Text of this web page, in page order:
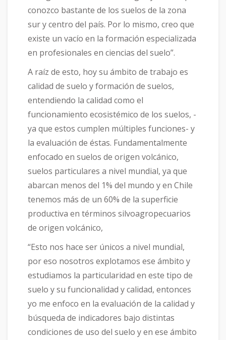
conozco bastante de los suelos de la zona
sur y centro del país. Por lo mismo, creo que
existe un vacío en la formación especializada
en profesionales en ciencias del suelo”.
A raíz de esto, hoy su ámbito de trabajo es
calidad de suelo y formación de suelos,
entendiendo la calidad como el
funcionamiento ecosistémico de los suelos, -
ya que estos cumplen múltiples funciones- y
la evaluación de éstas. Fundamentalmente
enfocado en suelos de origen volcánico,
suelos particulares a nivel mundial, ya que
abarcan menos del 1% del mundo y en Chile
tenemos más de un 60% de la superficie
productiva en términos silvoagropecuarios
de origen volcánico,
“Esto nos hace ser únicos a nivel mundial,
por eso nosotros explotamos ese ámbito y
estudiamos la particularidad en este tipo de
suelo y su funcionalidad y calidad, entonces
yo me enfoco en la evaluación de la calidad y
búsqueda de indicadores bajo distintas
condiciones de uso del suelo y en ese ámbito